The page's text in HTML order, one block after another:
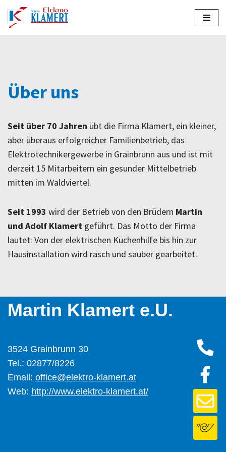
Zum
Über uns
Seit über 70 Jahren übt die Firma Klamert, ein kleiner,
aber überaus erfolgreicher Familienbetrieb, das
Elektrotechnikergewerbe in Grainbrunn aus und ist mit
derzeit 15 Mitarbeitern ein gesunder Mittelbetrieb
mitten im Waldviertel.
Seit 1993 wird der Betrieb von den Brüdern Martin
und Adolf Klamert geführt. Das Motto der Firma
lautet: Von der elektrischen Küchenhilfe bis hin zur
Hausinstallation wird rasch und sauber gearbeitet.
Martin Klamert e.U.
3524 Grainbrunn 30
Tel.: 02877/8226
Email: office@elektro-klamert.at
Web: http://www.elektro-klamert.at/